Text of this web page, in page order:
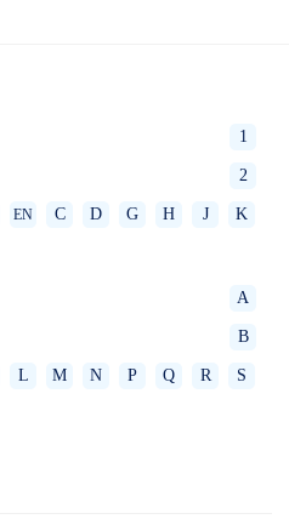
1
2
EN C D G H J K
A
B
L M N P Q R S